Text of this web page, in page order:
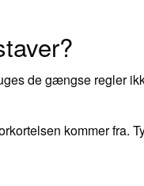
de gængse regler
kommer fra.